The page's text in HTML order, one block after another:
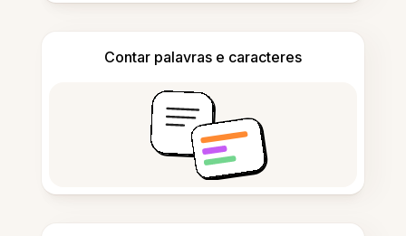
Contar palavras e caracteres